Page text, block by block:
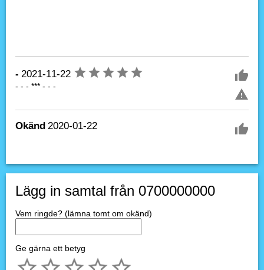
- 2021-11-22
- - - *** - - -
Okänd 2020-01-22
Lägg in samtal från 0700000000
Vem ringde? (lämna tomt om okänd)
Ge gärna ett betyg